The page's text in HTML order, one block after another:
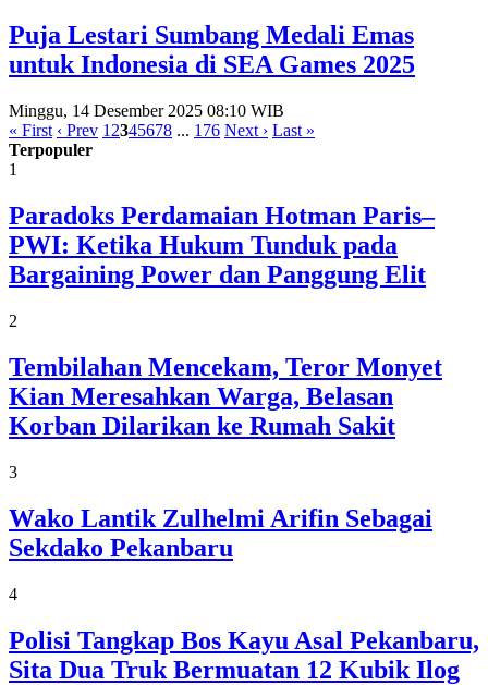
Puja Lestari Sumbang Medali Emas
untuk Indonesia di SEA Games 2025
Minggu, 14 Desember 2025 08:10 WIB
« First ‹ Prev 1 2345678 ... 176 Next › Last »
Terpopuler
1
Paradoks Perdamaian Hotman Paris–
PWI: Ketika Hukum Tunduk pada
Bargaining Power dan Panggung Elit
2
Tembilahan Mencekam, Teror Monyet
Kian Meresahkan Warga, Belasan
Korban Dilarikan ke Rumah Sakit
3
Wako Lantik Zulhelmi Arifin Sebagai
Sekdako Pekanbaru
4
Polisi Tangkap Bos Kayu Asal Pekanbaru,
Sita Dua Truk Bermuatan 12 Kubik Ilog